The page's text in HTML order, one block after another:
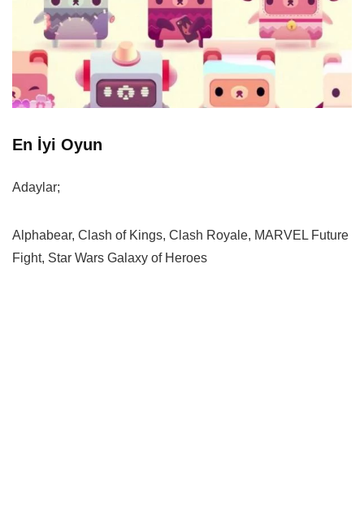
En İyi Oyun
Adaylar;
Alphabear, Clash of Kings, Clash Royale, MARVEL Future
Fight, Star Wars Galaxy of Heroes